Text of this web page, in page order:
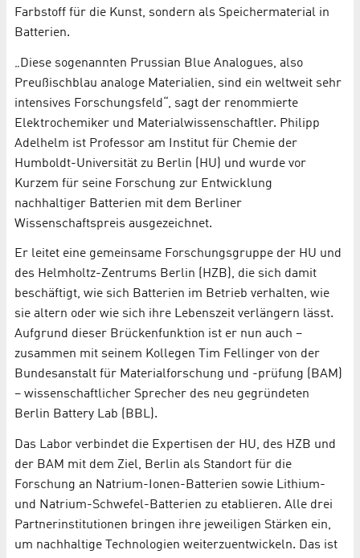
Farbstoff für die Kunst, sondern als Speichermaterial in
Batterien.
„Diese sogenannten Prussian Blue Analogues, also
Preußischblau analoge Materialien, sind ein weltweit sehr
intensives Forschungsfeld“, sagt der renommierte
Elektrochemiker und Materialwissenschaftler. Philipp
Adelhelm ist Professor am Institut für Chemie der
Humboldt-Universität zu Berlin (HU) und wurde vor
Kurzem für seine Forschung zur Entwicklung
nachhaltiger Batterien mit dem Berliner
Wissenschaftspreis ausgezeichnet.
Er leitet eine gemeinsame Forschungsgruppe der HU und
des Helmholtz-Zentrums Berlin (HZB), die sich damit
beschäftigt, wie sich Batterien im Betrieb verhalten, wie
sie altern oder wie sich ihre Lebenszeit verlängern lässt.
Aufgrund dieser Brückenfunktion ist er nun auch –
zusammen mit seinem Kollegen Tim Fellinger von der
Bundesanstalt für Materialforschung und -prüfung (BAM)
– wissenschaftlicher Sprecher des neu gegründeten
Berlin Battery Lab (BBL).
Das Labor verbindet die Expertisen der HU, des HZB und
der BAM mit dem Ziel, Berlin als Standort für die
Forschung an Natrium-Ionen-Batterien sowie Lithium-
und Natrium-Schwefel-Batterien zu etablieren. Alle drei
Partnerinstitutionen bringen ihre jeweiligen Stärken ein,
um nachhaltige Technologien weiterzuentwickeln. Das ist